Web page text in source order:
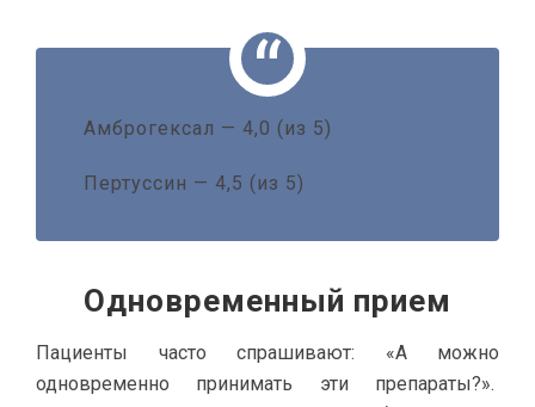
Амброгексал — 4,0 (из 5)
Пертуссин — 4,5 (из 5)
Одновременный прием
Пациенты часто спрашивают: «А можно
одновременно принимать эти препараты?».